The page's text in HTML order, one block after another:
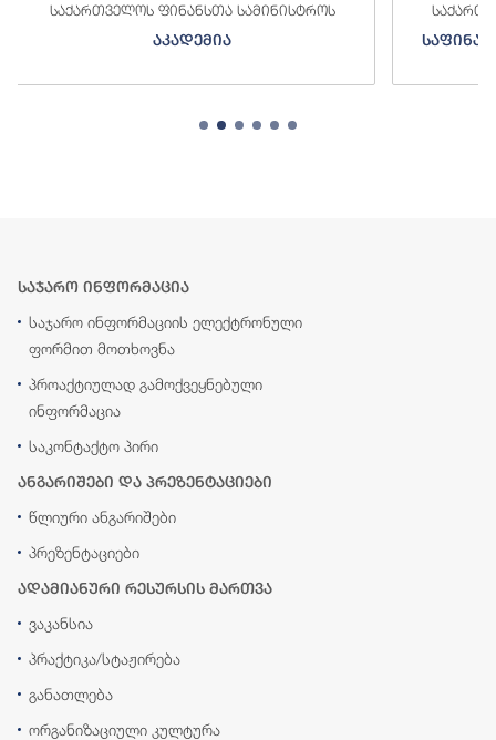
საქართველოს ფინანსთა სამინისტროს
საფინანსო-ანალიტიკური სამსახური
საჯარო ინფორმაცია
საჯარო ინფორმაციის ელექტრონული
ფორმით მოთხოვნა
პროაქტიულად გამოქვეყნებული
ინფორმაცია
საკონტაქტო პირი
ანგარიშები და პრეზენტაციები
წლიური ანგარიშები
პრეზენტაციები
ადამიანური რესურსის მართვა
ვაკანსია
პრაქტიკა/სტაჟირება
განათლება
ორგანიზაციული კულტურა